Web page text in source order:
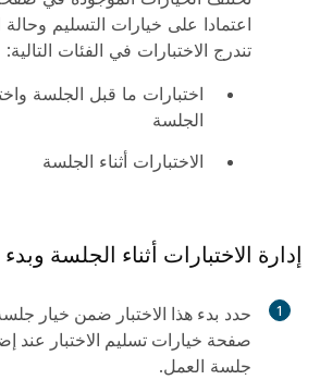
اعتمادا على خيارات التسليم وحالة
تندرج الاختبارات في الفئات التالية:
اختبارات ما قبل الجلسة
الجلسة
الاختبارات أثناء الجلسة
إدارة الاختبارات أثناء الجلسة
1 حدد بدء هذا الاختبار ضمن خيار
صفحة خيارات تسليم الاختبار عند
جلسة العمل.